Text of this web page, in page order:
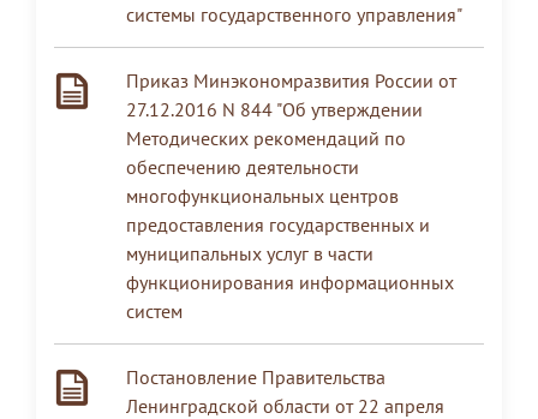
системы государственного управления"
Приказ Минэкономразвития России от
27.12.2016 N 844 "Об утверждении
Методических рекомендаций по
обеспечению деятельности
многофункциональных центров
предоставления государственных и
муниципальных услуг в части
функционирования информационных
систем
Постановление Правительства
Ленинградской области от 22 апреля